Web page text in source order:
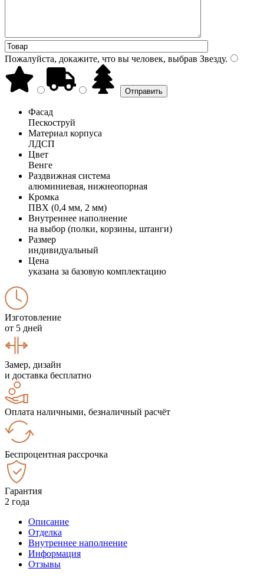
Пожалуйста, докажите, что вы человек, выбрав Звезду.
Фасад
Пескоструй
Материал корпуса
ЛДСП
Цвет
Венге
Раздвижная система
алюминиевая, нижнеопорная
Кромка
ПВХ (0,4 мм, 2 мм)
Внутреннее наполнение
на выбор (полки, корзины, штанги)
Размер
индивидуальный
Цена
указана за базовую комплектацию
Изготовление
от 5 дней
Замер, дизайн
и доставка бесплатно
Оплата наличными, безналичный расчёт
Беспроцентная рассрочка
Гарантия
2 года
Описание
Отделка
Внутреннее наполнение
Информация
Отзывы